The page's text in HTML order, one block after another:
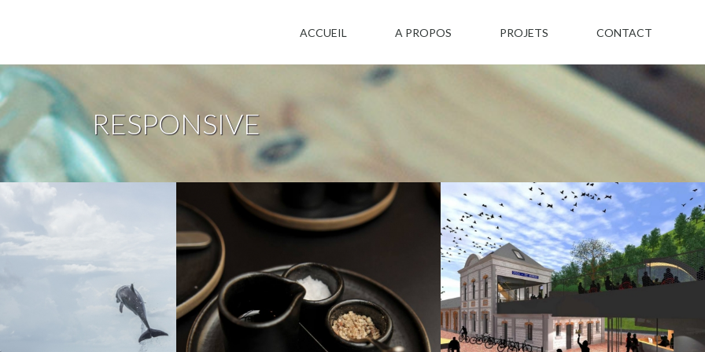
ACCUEIL A PROPOS PROJETS CONTACT
RESPONSIVE
Responsive Design
Gagnant
Drupal Responsive Design
Rob's Corner
Développement Drupal
Responsive
Gare !